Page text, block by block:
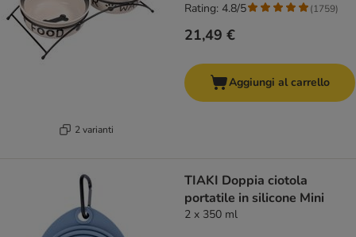
2 varianti
21,49 €
Rating: 4.8/5 (1759)
Aggiungi al carrello
TIAKI Doppia ciotola
portatile in silicone Mini
2 x 350 ml